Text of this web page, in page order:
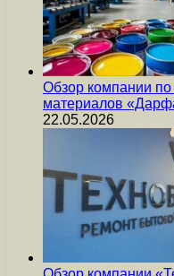
Обзор компании по
материалов
22.05.2026